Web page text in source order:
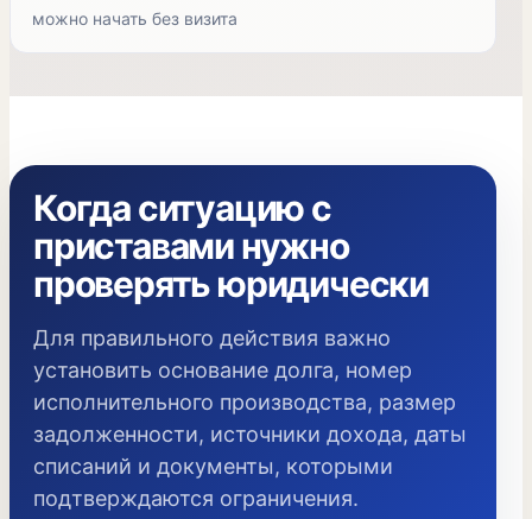
можно начать без визита
Когда ситуацию с
приставами нужно
проверять юридически
Для правильного действия важно
установить основание долга, номер
исполнительного производства, размер
задолженности, источники дохода, даты
списаний и документы, которыми
подтверждаются ограничения.